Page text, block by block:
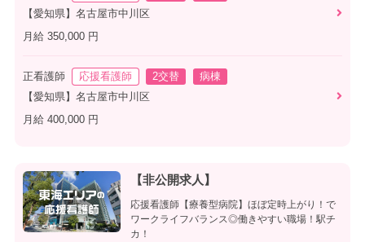
【愛知県】名古屋市中川区
月給 350,000 円
正看護師 応援看護師 2交替
病棟
【愛知県】名古屋市中川区
月給 400,000 円
【非公開求人】
応援看護師【療養型病院】ほぼ定時上がり！で
ワークライフバランス◎働きやすい職場！駅チ
カ！